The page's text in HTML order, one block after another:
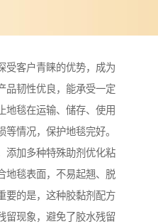
受客户青睐的优势，成为
品韧性优良，能承受一定
地毯在运输、储存、使用
情况，保护地毯完好。
添加多种特殊助剂优化粘
地毯表面，不易起翘、脱
要的是，这种胶黏剂配方
留现象，避免了胶水残留